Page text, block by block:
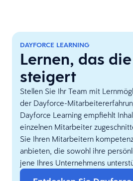
DAYFORCE LEARNING
Lernen, das
steigert
Stellen Sie Ihr Team mit
der Dayforce-
Dayforce Learning empfiehlt
einzelnen Mitarbeiter
Sie Ihren Mitarbeitern
anbieten, die sowohl ihre
jene Ihres Unternehmens